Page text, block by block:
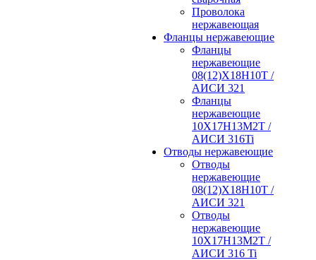
Проволока
нержавеющая
Фланцы нержавеющие
Фланцы
нержавеющие
08(12)Х18Н10Т /
АИСИ 321
Фланцы
нержавеющие
10Х17Н13М2Т /
АИСИ 316Ti
Отводы нержавеющие
Отводы
нержавеющие
08(12)Х18Н10Т /
АИСИ 321
Отводы
нержавеющие
10Х17Н13М2Т /
АИСИ 316 Ti